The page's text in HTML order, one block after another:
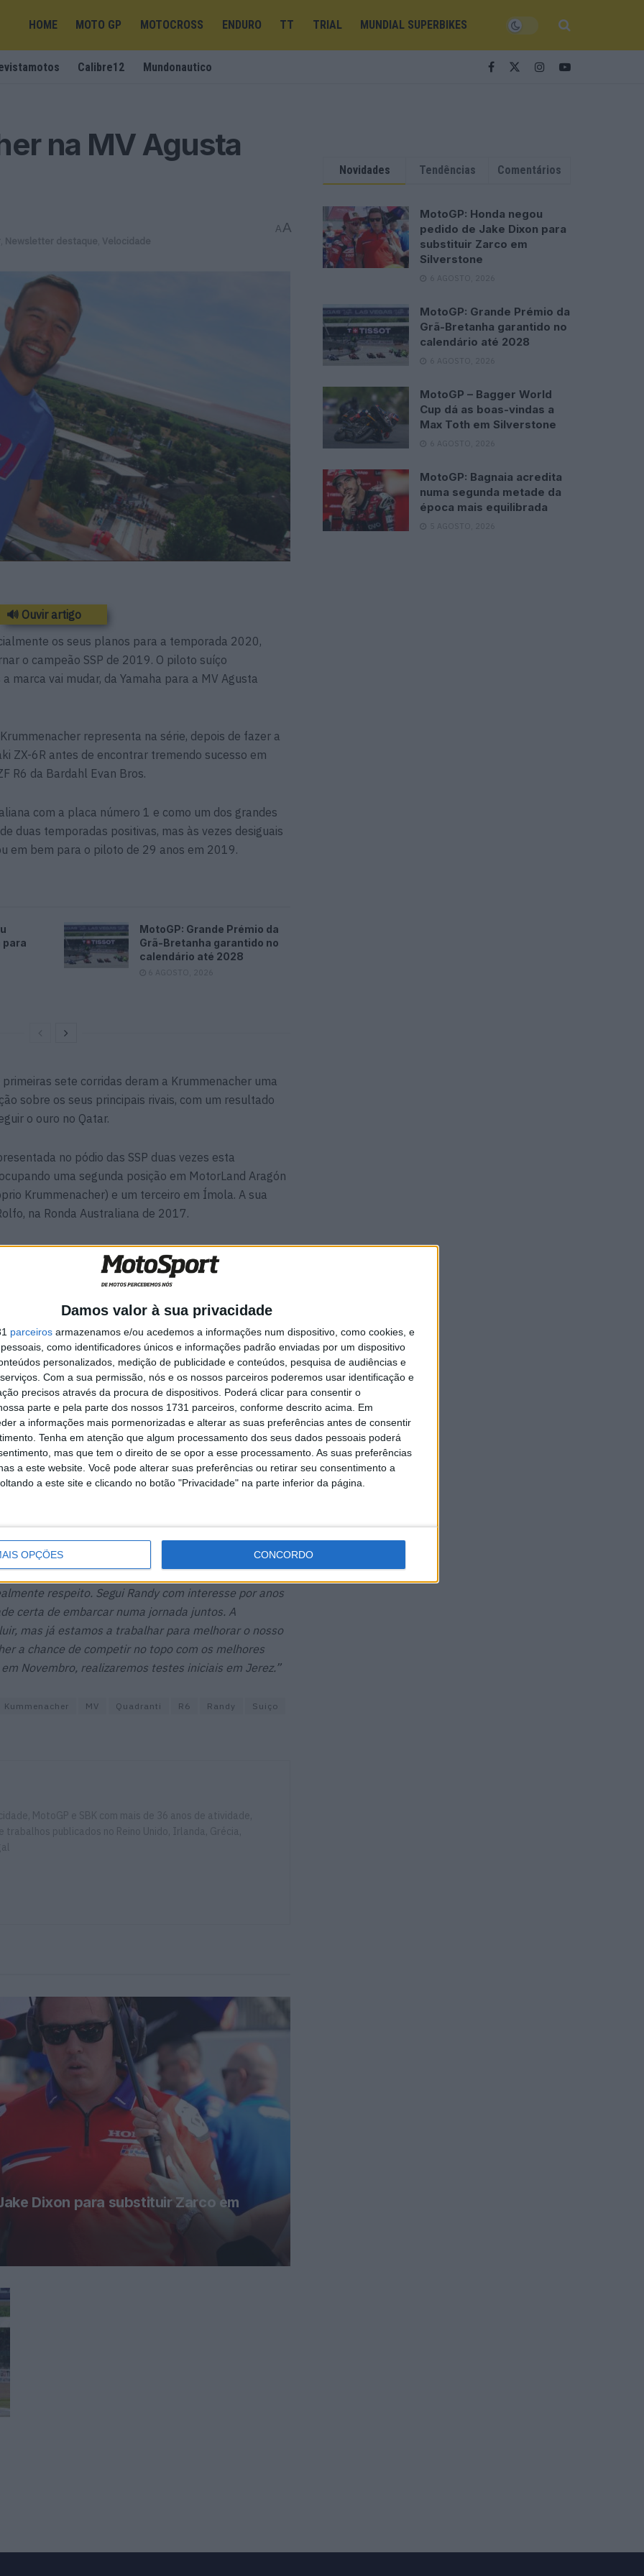
Damos valor à sua privacidade
parceiros armazenamos e/ou acedemos a informações num dispositivo, como cookies, e
como identificadores únicos e informações padrão enviadas por um dispositivo
personalizados, medição de publicidade e conteúdos, pesquisa de audiências e
Com a sua permissão, nós e os nossos parceiros poderemos usar identificação e
precisos através da procura de dispositivos. Poderá clicar para consentir o
parte e pela parte dos nossos 1731 parceiros, conforme descrito acima. Em
a informações mais pormenorizadas e alterar as suas preferências antes de consentir
Tenha em atenção que algum processamento dos seus dados pessoais poderá
mas que tem o direito de se opor a esse processamento. As suas preferências
a este website. Você pode alterar suas preferências ou retirar seu consentimento a
a este site e clicando no botão "Privacidade" na parte inferior da página.
OPÇÕES CONCORDO
HOME MOTO GP MOTOCROSS ENDURO TT TRIAL MUNDIAL SUPERBIKES
Calibre12 Mundonautico
na MV Agusta
Newsletter destaque Velocidade
AA
🔊 Ouvir artigo
os seus planos para a temporada 2020,
o campeão SSP de 2019. O piloto suíço
marca vai mudar, da Yamaha para a MV Agusta
representa na série, depois de fazer a
ZX-6R antes de encontrar tremendo sucesso em
R6 da Bardahl Evan Bros.
com a placa número 1 e como um dos grandes
duas temporadas positivas, mas às vezes desiguais
em bem para o piloto de 29 anos em 2019.
para
MotoGP: Grande Prémio da
Grã-Bretanha garantido no
calendário até 2028
6 AGOSTO, 2026
sete corridas deram a Krummenacher uma
sobre os seus principais rivais, com um resultado
o ouro no Qatar.
no pódio das SSP duas vezes esta
uma segunda posição em MotorLand Aragón
Krummenacher) e um terceiro em Ímola. A sua
na Ronda Australiana de 2017.
o campeão das SSP de 2019 fará a sua estreia
a Ronda Australiana é uma das favoritas de
vitórias e um segundo lugar em três visitas –
ansiosos para continuar a sequência.
meses, mas Krummenacher mal pode esperar para
uma categoria de que realmente gosto e
satisfação real. Será um grande desafio para a MV
Quadranti e sua equipa, tenho a certeza de
trabalho, com o objetivo de vencer o campeonato
a Andrea Quadranti pela oportunidade que
em mim. Agora mal posso esperar para testar a
também demonstrou apreço por ter a bordo o
de receber o piloto na nossa equipa, além de ser um
respeito. Segui Randy com interesse por anos
certa de embarcar numa jornada juntos. A
mas já estamos a trabalhar para melhorar o nosso
a chance de competir no topo com os melhores
Novembro, realizaremos testes iniciais em Jerez.”
Kummenacher MV Quadranti R6 Randy
Suiço
MotoGP e SBK com mais de 36 anos de atividade,
trabalhos publicados no Reino Unido, Irlanda, Grécia,
Dixon para substituir Zarco em
Novidades Tendências Comentários
MotoGP: Honda negou
pedido de Jake Dixon para
substituir Zarco em
Silverstone
6 AGOSTO, 2026
MotoGP: Grande Prémio da
Grã-Bretanha garantido no
calendário até 2028
6 AGOSTO, 2026
MotoGP – Bagger World
Cup dá as boas-vindas a
Max Toth em Silverstone
6 AGOSTO, 2026
MotoGP: Bagnaia acredita
numa segunda metade da
época mais equilibrada
5 AGOSTO, 2026